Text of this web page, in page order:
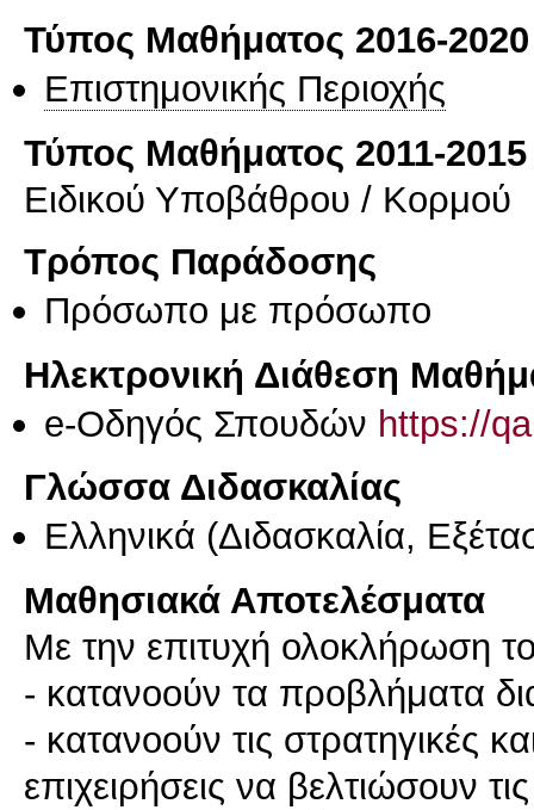
Τύπος Μαθήματος 2016-2020
Επιστημονικής Περιοχής
Τύπος Μαθήματος 2011-2015
Ειδικού Υποβάθρου / Κορμού
Τρόπος Παράδοσης
Πρόσωπο με πρόσωπο
Ηλεκτρονική Διάθεση
e-Οδηγός Σπουδών https://
Γλώσσα Διδασκαλίας
Ελληνικά (Διδασκαλία,
Μαθησιακά Αποτελέσματα
Με την επιτυχή ολοκλήρωση
- κατανοούν τα προβλήματα
- κατανοούν τις στρατηγικές
επιχειρήσεις να βελτιώσουν